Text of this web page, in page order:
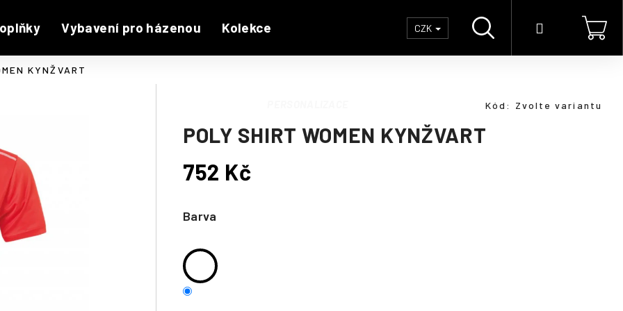
Vybavení pro házenou Kolekce CZK Hledat Přihlášení
KYNŽVART
POLY SHIRT WOMEN KYNŽVART
Barva
Kód: Zvolte variantu
752 Kč